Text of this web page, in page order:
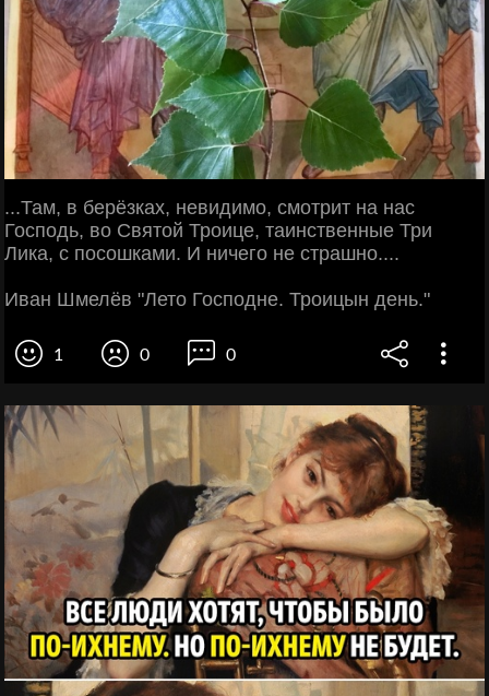
...Там, в берёзках, невидимо, смотрит на нас
Господь, во Святой Троице, таинственные Три
Лика, с посошками. И ничего не страшно....
Иван Шмелёв "Лето Господне. Троицын день."
1 0 0